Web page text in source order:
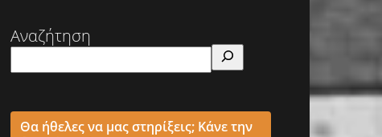
Αναζήτηση
Θα ήθελες να μας στηρίξεις; Κάνε την